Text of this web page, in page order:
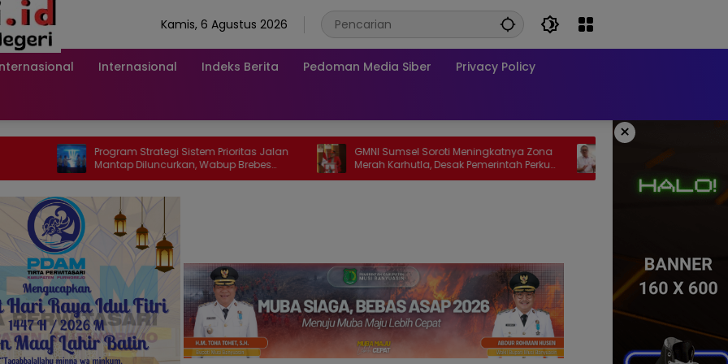
Kamis, 6 Agustus 2026
Internasional Indeks Berita Pedoman Media Siber Privacy Policy
×
Program Strategi Sistem Prioritas Jalan
Mantap Diluncurkan, Wabup Brebes
Jelaskan Tujuannya
GMNI Sumsel Soroti Meningkatnya Zona
Merah Karhutla, Desak Pemerintah Perkuat
Mitigasi dan Penegakan Hukum
Wakil Ketua DPRD PALI Soroti
Sawit di Talang Ubi yang Diduga
Beroperasi Tanpa AMDAL